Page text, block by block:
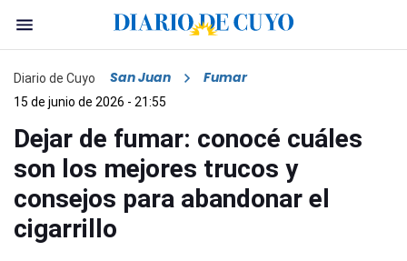
Diario de Cuyo San Juan Fumar
15 de junio de 2026 - 21:55
Dejar de fumar: conocé cuáles
son los mejores trucos y
consejos para abandonar el
cigarrillo